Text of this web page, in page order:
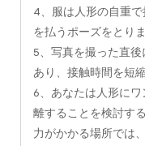
4、服は人形の自重
を払うポーズをとりま
5、写真を撮った直
あり、接触時間を短縮
6、あなたは人形に
離することを検討す
力がかかる場所では